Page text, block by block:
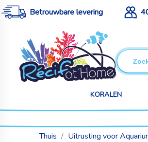
Betrouwbare levering
KORALEN
Thuis
Uitrusting voor